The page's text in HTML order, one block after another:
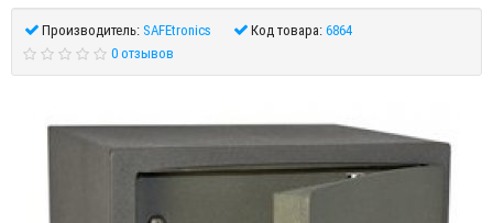
Производитель:SAFEtronics Код товара:6864
0 отзывов